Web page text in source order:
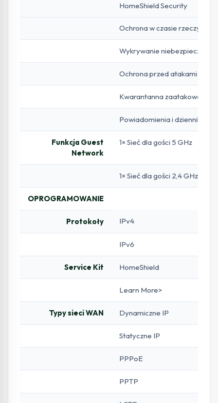
HomeShield Security
Ochrona w czasie
Wykrywanie niebezpiecznych
Ochrona przed atakami
Kwarantanna
Powiadomienia i dzienniki
Funkcja Guest
Network
1× Sieć dla gości 5 GHz
1× Sieć dla gości 2,4 GHz
OPROGRAMOWANIE
Protokoły IPv4
IPv6
Service Kit HomeShield
Learn More>
Typy sieci WAN Dynamiczne IP
Statyczne IP
PPPoE
PPTP